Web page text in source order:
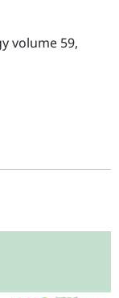
volume 59,